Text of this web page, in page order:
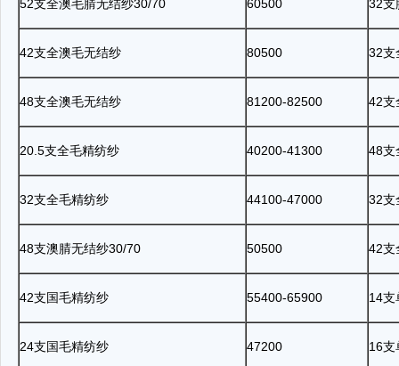
52支全澳毛腈无结纱30/70 60500 32支
42支全澳毛无结纱 80500 32支
48支全澳毛无结纱 81200-82500 42支
20.5支全毛精纺纱 40200-41300 48支
32支全毛精纺纱 44100-47000 32支
48支澳腈无结纱30/70 50500 42支
42支国毛精纺纱 55400-65900 14支
24支国毛精纺纱 47200 16支